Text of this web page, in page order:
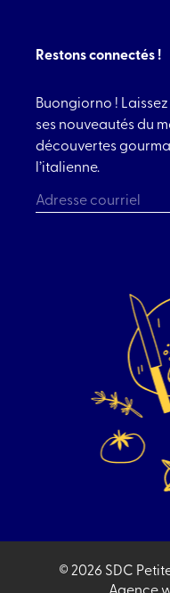
Restons connectés !
Buongiorno !
ses nouveautés du
découvertes
l’italienne.
© 2026 SDC
Agence